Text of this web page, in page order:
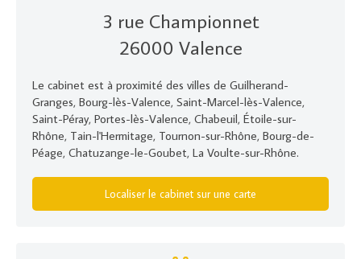
3 rue Championnet
26000 Valence
Le cabinet est à proximité des villes de Guilherand-
Granges, Bourg-lès-Valence, Saint-Marcel-lès-Valence,
Saint-Péray, Portes-lès-Valence, Chabeuil, Étoile-sur-
Rhône, Tain-l'Hermitage, Tournon-sur-Rhône, Bourg-de-
Péage, Chatuzange-le-Goubet, La Voulte-sur-Rhône.
Localiser le cabinet sur une carte